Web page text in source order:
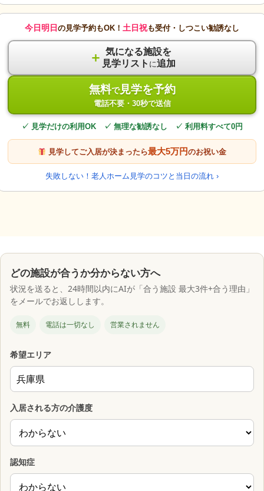
今日明日 の見学予約もOK！ 土日祝も受付・しつこい勧誘なし
＋ 気になる施設を
見学リスト に追加
無料で見学を予約
電話不要・30秒で送信
✓ 見学だけの利用OK ✓ 無理な勧誘なし ✓ 利用料すべて0円
見学してご入居が決まったら最大5万円のお祝い金
失敗しない！老人ホーム見学のコツと当日の流れ ›
どの施設が合うか分からない方へ
状況を送ると、24時間以内にAIが「合う施設 最大3件+合う理由」
をメールでお返しします。
無料 電話は一切なし 営業されません
希望エリア
入居される方の介護度
認知症